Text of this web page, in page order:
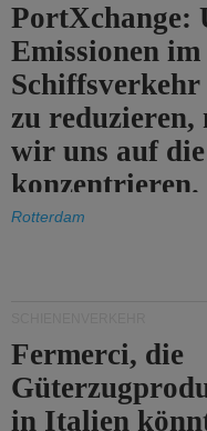
PortXchange:
Emissionen im
zu reduzieren,
wir uns auf
konzentrieren.
Rotterdam
Fermerci, die
in Italien